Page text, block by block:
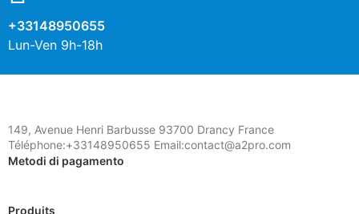
+33148950655
Lun-Ven 9h-18h
149, Avenue Henri Barbusse 93700 Drancy France
Téléphone:+33148950655 Email:contact@a2pro.com
Metodi di pagamento
Produits